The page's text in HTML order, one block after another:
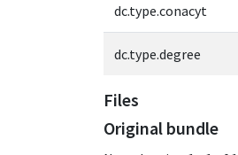
dc.type.conacyt
dc.type.degree
Files
Original bundle